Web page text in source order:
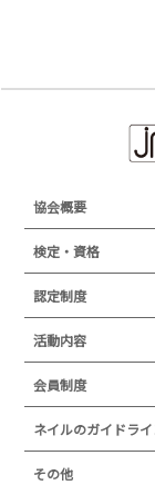
23
（4017）
協会概要
組織概要
所在地
プレスリリース
叙勲・褒章・受賞・
通常総会について
検定・資格
検定試験
JNAフットケア理
ネイリスト技能検
JNAネイリスト技能
JNAネイリストキャ
認定制度
認定制度
認定校
活動内容
ネイルエキスポ
ネイルオブザイヤ
セミナー
セミナー
JNAスーパーライ
ネイルトレンド
ネイルトレンド
トレンドプロジェ
会員制度
会員制度
ネイルのガイドラ
新型コロナ感染症関
その他